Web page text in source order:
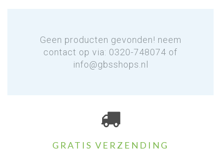
Geen producten gevonden! neem
contact op via: 0320-748074 of
info@gbsshops.nl
GRATIS VERZENDING